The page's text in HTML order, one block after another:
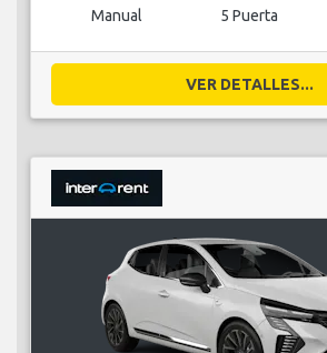
Manual 5 Puerta
VER DETALLES...